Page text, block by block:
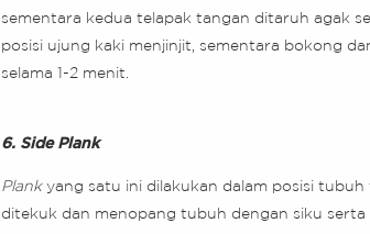
sementara kedua telapak tangan ditaruh agak
posisi ujung kaki menjinjit, sementara bokong
selama 1-2 menit.
6. Side Plank
Plankyang satu ini dilakukan dalam posisi
ditekuk dan menopang tubuh dengan siku serta